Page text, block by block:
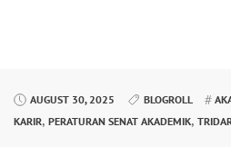
AUGUST 30, 2025 BLOGROLL
KARIR, PERATURAN SENAT AKADEMIK,